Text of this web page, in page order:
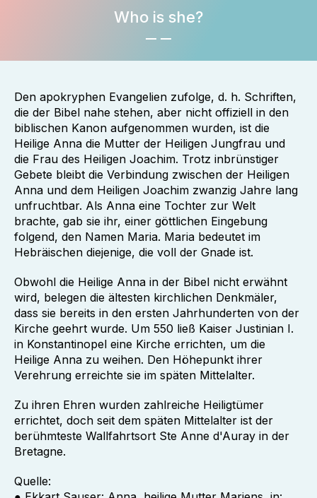
Who is she?
Den apokryphen Evangelien zufolge, d. h. Schriften,
die der Bibel nahe stehen, aber nicht offiziell in den
biblischen Kanon aufgenommen wurden, ist die
Heilige Anna die Mutter der Heiligen Jungfrau und
die Frau des Heiligen Joachim. Trotz inbrünstiger
Gebete bleibt die Verbindung zwischen der Heiligen
Anna und dem Heiligen Joachim zwanzig Jahre lang
unfruchtbar. Als Anna eine Tochter zur Welt
brachte, gab sie ihr, einer göttlichen Eingebung
folgend, den Namen Maria. Maria bedeutet im
Hebräischen diejenige, die voll der Gnade ist.
Obwohl die Heilige Anna in der Bibel nicht erwähnt
wird, belegen die ältesten kirchlichen Denkmäler,
dass sie bereits in den ersten Jahrhunderten von der
Kirche geehrt wurde. Um 550 ließ Kaiser Justinian I.
in Konstantinopel eine Kirche errichten, um die
Heilige Anna zu weihen. Den Höhepunkt ihrer
Verehrung erreichte sie im späten Mittelalter.
Zu ihren Ehren wurden zahlreiche Heiligtümer
errichtet, doch seit dem späten Mittelalter ist der
berühmteste Wallfahrtsort Ste Anne d'Auray in der
Bretagne.
Quelle: